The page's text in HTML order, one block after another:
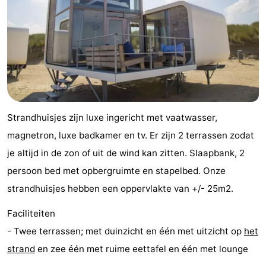
Noordzee
Résidence
Cadzand-
Bad
Resort
Nieuwvliet-
Bad
Schoneveld
-
Strand
Resort
Nieuwvliet-
Bad
-
Waterdunen
-
Zeebad
Zonneweelde
-
Zwinhoeve
Zien
Strandhuisjes zijn luxe ingericht met vaatwasser,
magnetron, luxe badkamer en tv. Er zijn 2 terrassen zodat
je altijd in de zon of uit de wind kan zitten. Slaapbank, 2
persoon bed met opbergruimte en stapelbed. Onze
strandhuisjes hebben een oppervlakte van +/- 25m2.
Faciliteiten
- Twee terrassen; met duinzicht en één met uitzicht op het
strand en zee één met ruime eettafel en één met lounge